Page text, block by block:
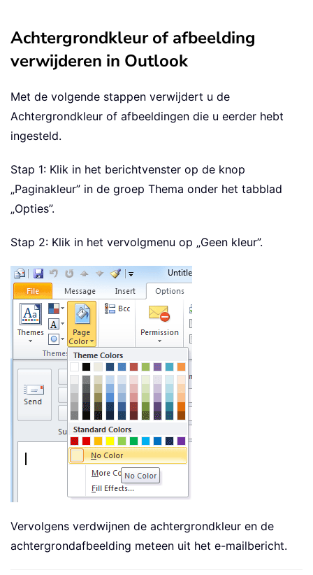
Achtergrondkleur of afbeelding
verwijderen in Outlook
Met de volgende stappen verwijdert u de
Achtergrondkleur of afbeeldingen die u eerder hebt
ingesteld.
Stap 1: Klik in het berichtvenster op de knop
„Paginakleur” in de groep Thema onder het tabblad
„Opties”.
Stap 2: Klik in het vervolgmenu op „Geen kleur”.
Vervolgens verdwijnen de achtergrondkleur en de
achtergrondafbeelding meteen uit het e-mailbericht.